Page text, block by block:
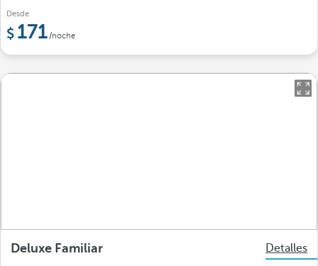
Desde
171/noche
Deluxe Familiar
Detalles